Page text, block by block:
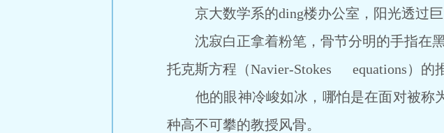
京大数学系的ding楼办公室，阳光透过巨
沈寂白正拿着粉笔，骨节分明的手指在黑
托克斯方程（Navier-Stokes equations）的
他的眼神冷峻如冰，哪怕是在面对被称
种高不可攀的教授风骨。